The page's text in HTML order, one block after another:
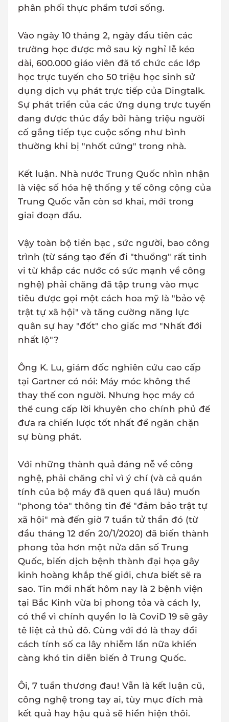
phân phối thực phẩm tươi sống.
Vào ngày 10 tháng 2, ngày đầu tiên các
trường học được mở sau kỳ nghỉ lễ kéo
dài, 600.000 giáo viên đã tổ chức các lớp
học trực tuyến cho 50 triệu học sinh sử
dụng dịch vụ phát trực tiếp của Dingtalk.
Sự phát triển của các ứng dụng trực tuyến
đang được thúc đẩy bởi hàng triệu người
cố gắng tiếp tục cuộc sống như bình
thường khi bị "nhốt cứng" trong nhà.
Kết luận. Nhà nước Trung Quốc nhìn nhận
là việc số hóa hệ thống y tế công cộng của
Trung Quốc vẫn còn sơ khai, mới trong
giai đoạn đầu.
Vậy toàn bộ tiền bạc , sức người, bao công
trình (từ sáng tạo đến đi "thuổng" rất tinh
vi từ khắp các nước có sức mạnh về công
nghệ) phải chăng đã tập trung vào mục
tiêu được gọi một cách hoa mỹ là "bảo vệ
trật tự xã hội" và tăng cường năng lực
quân sự hay "đốt" cho giấc mơ "Nhất đới
nhất lộ"?
Ông K. Lu, giám đốc nghiên cứu cao cấp
tại Gartner có nói: Máy móc không thể
thay thế con người. Nhưng học máy có
thể cung cấp lời khuyên cho chính phủ để
đưa ra chiến lược tốt nhất để ngăn chặn
sự bùng phát.
Với những thành quả đáng nễ về công
nghệ, phải chăng chỉ vì ý chí (và cả quán
tính của bộ máy đã quen quá lâu) muốn
"phong tỏa" thông tin để "đảm bảo trật tự
xã hội" mà đến giờ 7 tuần tử thần đó (từ
đầu tháng 12 đến 20/1/2020) đã biến thành
phong tỏa hơn một nửa dân số Trung
Quốc, biến dịch bệnh thành đại họa gây
kinh hoàng khắp thế giới, chưa biết sẽ ra
sao. Tin mới nhất hôm nay là 2 bệnh viện
tại Bắc Kinh vừa bị phong tỏa và cách ly,
có thể vì chính quyền lo là CoviD 19 sẽ gây
tê liệt cả thủ đô. Cùng với đó là thay đổi
cách tính số ca lây nhiễm lần nữa khiến
càng khó tin diễn biến ở Trung Quốc.
Ôi, 7 tuần thương đau! Vẫn là kết luận cũ,
công nghệ trong tay ai, tùy mục đích mà
kết quả hay hậu quả sẽ hiển hiện thôi.